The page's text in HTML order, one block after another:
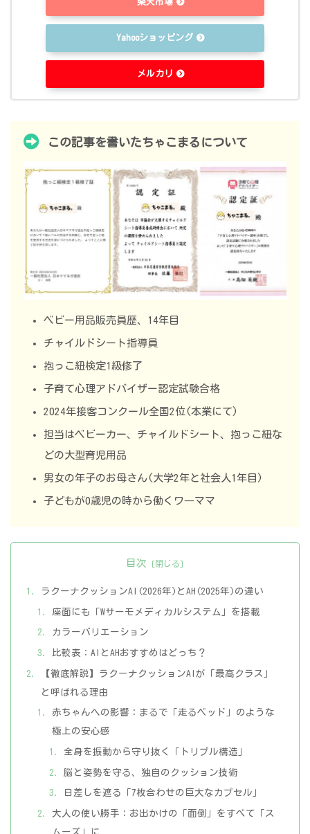
Yahooショッピング
メルカリ
この記事を書いたちゃこまるについて
ベビー用品販売員歴、14年目
チャイルドシート指導員
抱っこ紐検定1級修了
子育て心理アドバイザー認定試験合格
2024年接客コンクール全国2位(本業にて)
担当はベビーカー、チャイルドシート、抱っこ紐な
どの大型育児用品
男女の年子のお母さん(大学2年と社会人1年目)
子どもが0歳児の時から働くワ―ママ
目次
ラクーナクッションAI(2026年)とAH(2025年)の違い
座面にも「Wサーモメディカルシステム」を搭載
カラーバリエーション
比較表：AIとAHおすすめはどっち？
【徹底解説】ラクーナクッションAIが「最高クラス」
と呼ばれる理由
赤ちゃんへの影響：まるで「走るベッド」のような
極上の安心感
全身を振動から守り抜く「トリプル構造」
脳と姿勢を守る、独自のクッション技術
日差しを遮る「7枚合わせの巨大なカプセル」
大人の使い勝手：お出かけの「面倒」をすべて「ス
ムーズ」に